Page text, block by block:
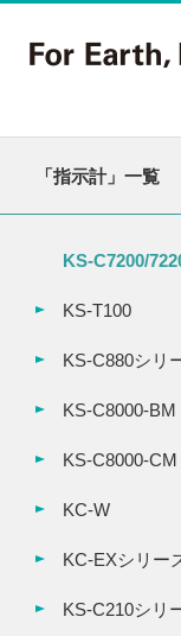
「指示計」一覧
KS-C7200/
KS-T100
KS-C880シリ
KS-C8000-BM
KS-C8000-CM
KC-W
KC-EXシリー
KS-C210シリ